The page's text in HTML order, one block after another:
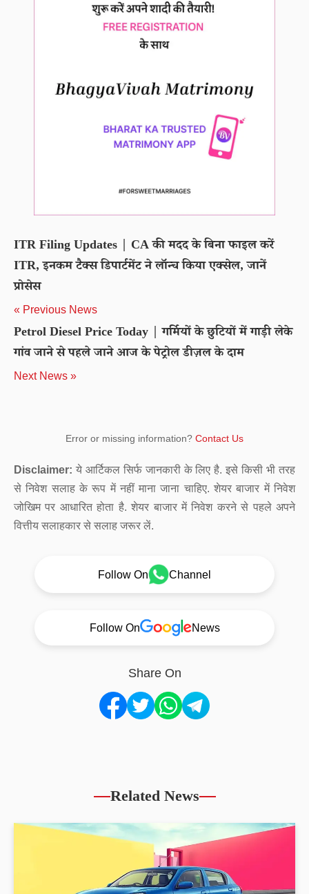
ITR Filing Updates | CA की मदद के बिना फाइल करें
ITR, इनकम टैक्स डिपार्टमेंट ने लॉन्च किया एक्सेल, जानें
प्रोसेस
« Previous News
Petrol Diesel Price Today | गर्मियों के छुटियों में गाड़ी लेके
गांव जाने से पहले जाने आज के पेट्रोल डीज़ल के दाम
Next News »
Error or missing information? Contact Us
Disclaimer: ये आर्टिकल सिर्फ जानकारी के लिए है. इसे किसी भी तरह
से निवेश सलाह के रूप में नहीं माना जाना चाहिए. शेयर बाजार में निवेश
जोखिम पर आधारित होता है. शेयर बाजार में निवेश करने से पहले अपने
वित्तीय सलाहकार से सलाह जरूर लें.
Follow On Channel
Follow On News
Share On
Related News